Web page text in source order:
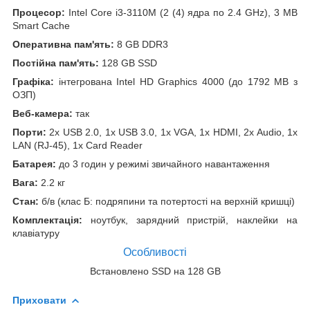
Процесор: Intel Core i3-3110M (2 (4) ядра по 2.4 GHz), 3 MB
Smart Cache
Оперативна пам'ять: 8 GB DDR3
Постійна пам'ять: 128 GB SSD
Графіка: інтегрована Intel HD Graphics 4000 (до 1792 MB з
ОЗП)
Веб-камера: так
Порти: 2x USB 2.0, 1x USB 3.0, 1x VGA, 1x HDMI, 2x Audio, 1x
LAN (RJ-45), 1x Card Reader
Батарея: до 3 годин у режимі звичайного навантаження
Вага: 2.2 кг
Стан: б/в (клас Б: подряпини та потертості на верхній кришці)
Комплектація: ноутбук, зарядний пристрій, наклейки на
клавіатуру
Особливості
Встановлено SSD на 128 GB
Приховати